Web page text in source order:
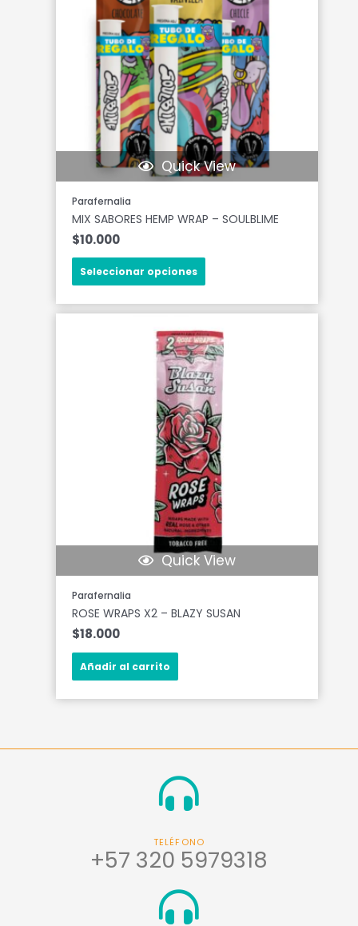
Quick View
Parafernalia
MIX SABORES HEMP WRAP – SOULBLIME
$10.000
Seleccionar opciones
Quick View
Parafernalia
ROSE WRAPS X2 – BLAZY SUSAN
$18.000
Añadir al carrito
TELÉFONO
+57 320 5979318